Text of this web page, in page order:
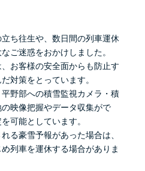
ち往生や、数日間の列車運休
ご迷惑をおかけしました。
お客様の安全面からも防止す
対策をとっています。
野部への積雪監視カメラ・積
映像把握やデータ収集がで
可能としています。
る豪雪予報があった場合は、
列車を運休する場合がありま